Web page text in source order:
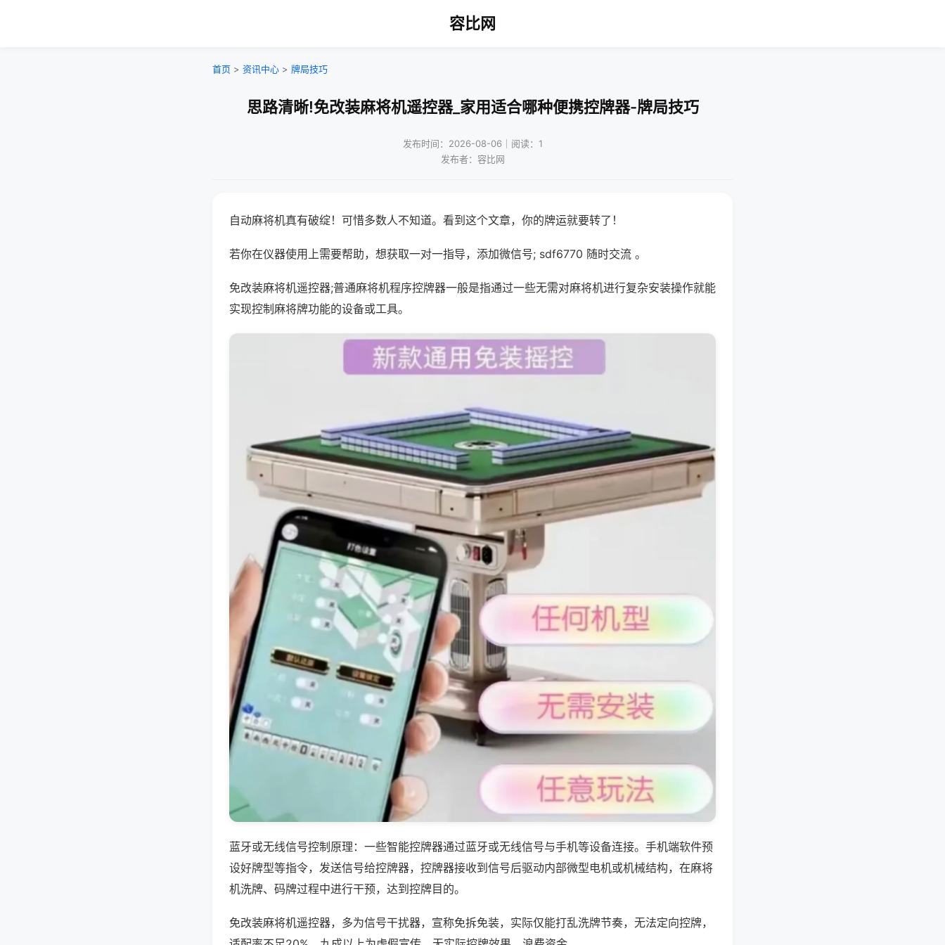
容比网
首页 > 资讯中心 > 牌局技巧
思路清晰!免改装麻将机遥控器_家用适合哪种便携控牌器-牌局技巧
发布时间：2026-08-06｜阅读：1
发布者：容比网
自动麻将机真有破绽！可惜多数人不知道。看到这个文章，你的牌运就要转了！
若你在仪器使用上需要帮助，想获取一对一指导，添加微信号; sdf6770 随时交流 。
免改装麻将机遥控器;普通麻将机程序控牌器一般是指通过一些无需对麻将机进行复杂安装操作就能
实现控制麻将牌功能的设备或工具。
蓝牙或无线信号控制原理：一些智能控牌器通过蓝牙或无线信号与手机等设备连接。手机端软件预
设好牌型等指令，发送信号给控牌器，控牌器接收到信号后驱动内部微型电机或机械结构，在麻将
机洗牌、码牌过程中进行干预，达到控牌目的。
免改装麻将机遥控器，多为信号干扰器，宣称免拆免装，实际仅能打乱洗牌节奏，无法定向控牌，